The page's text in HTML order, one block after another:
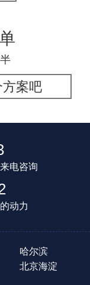
案吧
电咨询
动力
哈尔滨
北京海淀